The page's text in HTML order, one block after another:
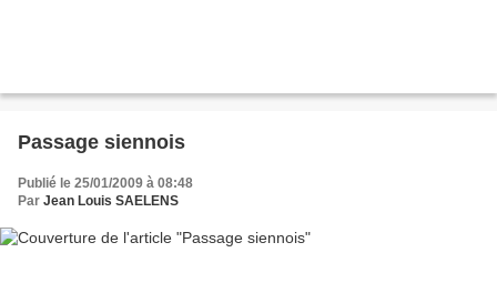
Passage siennois
Publié le 25/01/2009 à 08:48
Par Jean Louis SAELENS